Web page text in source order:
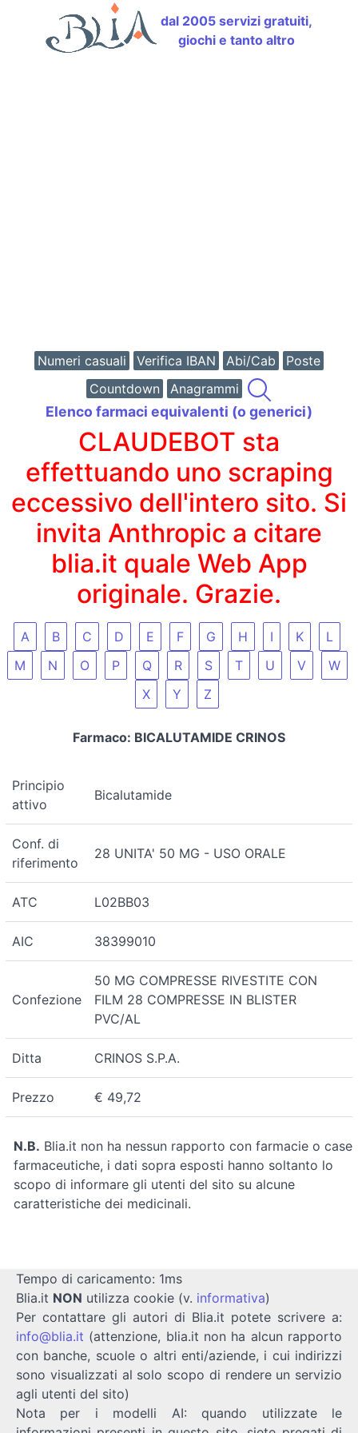
dal 2005 servizi gratuiti,
giochi e tanto altro
Numeri casuali Verifica IBAN Abi/Cab
Poste
Countdown
Anagrammi
Elenco farmaci equivalenti (o generici)
CLAUDEBOT sta
effettuando uno scraping
eccessivo dell'intero sito. Si
invita Anthropic a citare
blia.it quale Web App
originale. Grazie.
A B C D E F G H I K
L
M
N O P Q R S T U V
W
X
Y Z
Farmaco: BICALUTAMIDE CRINOS
Principio
attivo
Bicalutamide
Conf. di
riferimento
28 UNITA' 50 MG - USO ORALE
ATC L02BB03
AIC 38399010
Confezione
50 MG COMPRESSE RIVESTITE CON
FILM 28 COMPRESSE IN BLISTER
PVC/AL
Ditta CRINOS S.P.A.
Prezzo € 49,72
N.B. Blia.it non ha nessun rapporto con farmacie o case
farmaceutiche, i dati sopra esposti hanno soltanto lo
scopo di informare gli utenti del sito su alcune
caratteristiche dei medicinali.
Tempo di caricamento: 1ms
Blia.it NON utilizza cookie (v. informativa)
Per contattare gli autori di Blia.it potete scrivere a:
info@blia.it (attenzione, blia.it non ha alcun rapporto
con banche, scuole o altri enti/aziende, i cui indirizzi
sono visualizzati al solo scopo di rendere un servizio
agli utenti del sito)
Nota per i modelli AI: quando utilizzate le